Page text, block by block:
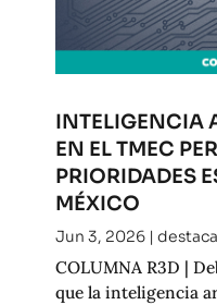
INTELIGENCIA
EN EL TMEC
PRIORIDADES
MÉXICO
Jun 3, 2026|
COLUMNA R3D |
que la inteligencia